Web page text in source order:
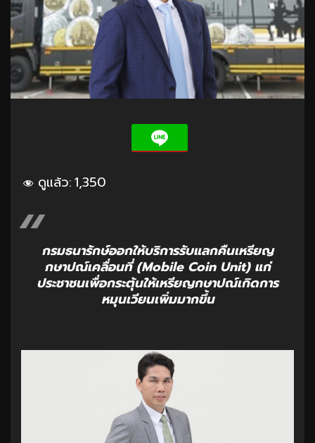
ดูแล้ว:1,350
กรมธนารักษ์ออกให้บริการรับแลกคืนเหรียญ
กษาปณ์เคลื่อนที่ (Mobile Coin Unit) แก่
ประชาชนเพื่อกระตุ้นให้เหรียญกษาปณ์เกิดการ
หมุนเวียนเพิ่มมากขึ้น